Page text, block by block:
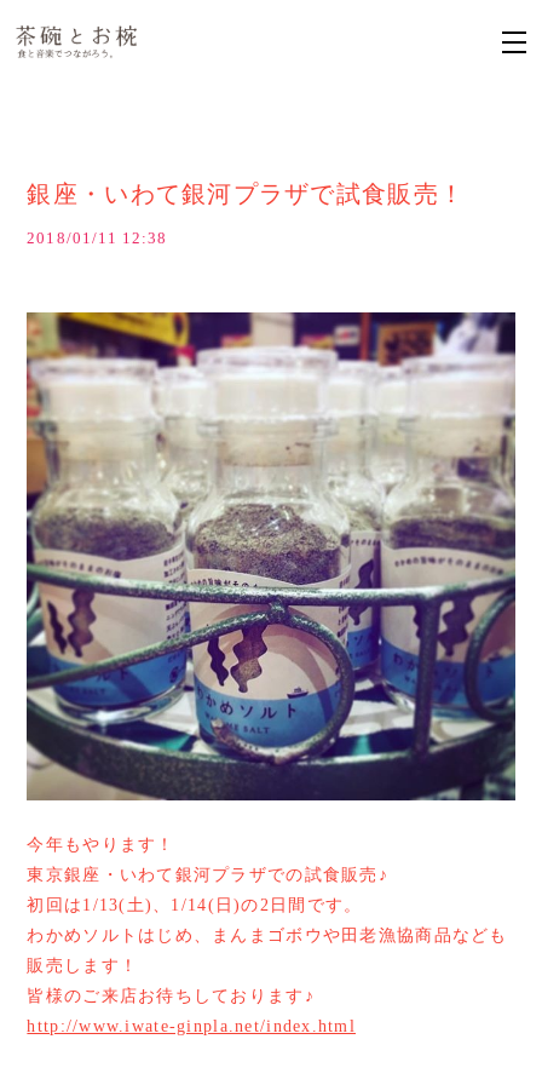
銀座・いわて銀河プラザで試食販売！
2018/01/11 12:38
今年もやります！
東京銀座・いわて銀河プラザでの試食販売♪
初回は1/13(土)、1/14(日)の2日間です。
わかめソルトはじめ、まんまゴボウや田老漁協商品なども
販売します！
皆様のご来店お待ちしております♪
http://www.iwate-ginpla.net/index.html